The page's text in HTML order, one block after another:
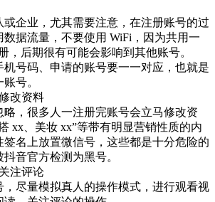
企业，尤其需要注意，在注册账号的过
据流量，不要使用 WiFi，因为共用一
，后期很有可能会影响到其他账号。
机号码、申请的账号要一一对应，也就是
号。
改资料
，很多人一注册完账号会立马修改资
xx、美妆 xx”等带有明显营销性质的内
名上放置微信号，这些都是十分危险的
音官方检测为黑号。
注评论
，尽量模拟真人的操作模式，进行观看视